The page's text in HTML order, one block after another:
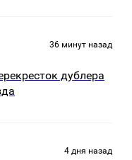
36 минут назад
дублера
4 дня назад